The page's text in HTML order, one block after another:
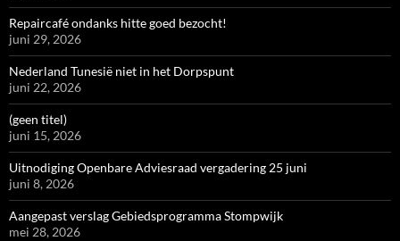
Repaircafé ondanks hitte goed bezocht!
juni 29, 2026
Nederland Tunesië niet in het Dorpspunt
juni 22, 2026
(geen titel)
juni 15, 2026
Uitnodiging Openbare Adviesraad vergadering 25 juni
juni 8, 2026
Aangepast verslag Gebiedsprogramma Stompwijk
mei 28, 2026